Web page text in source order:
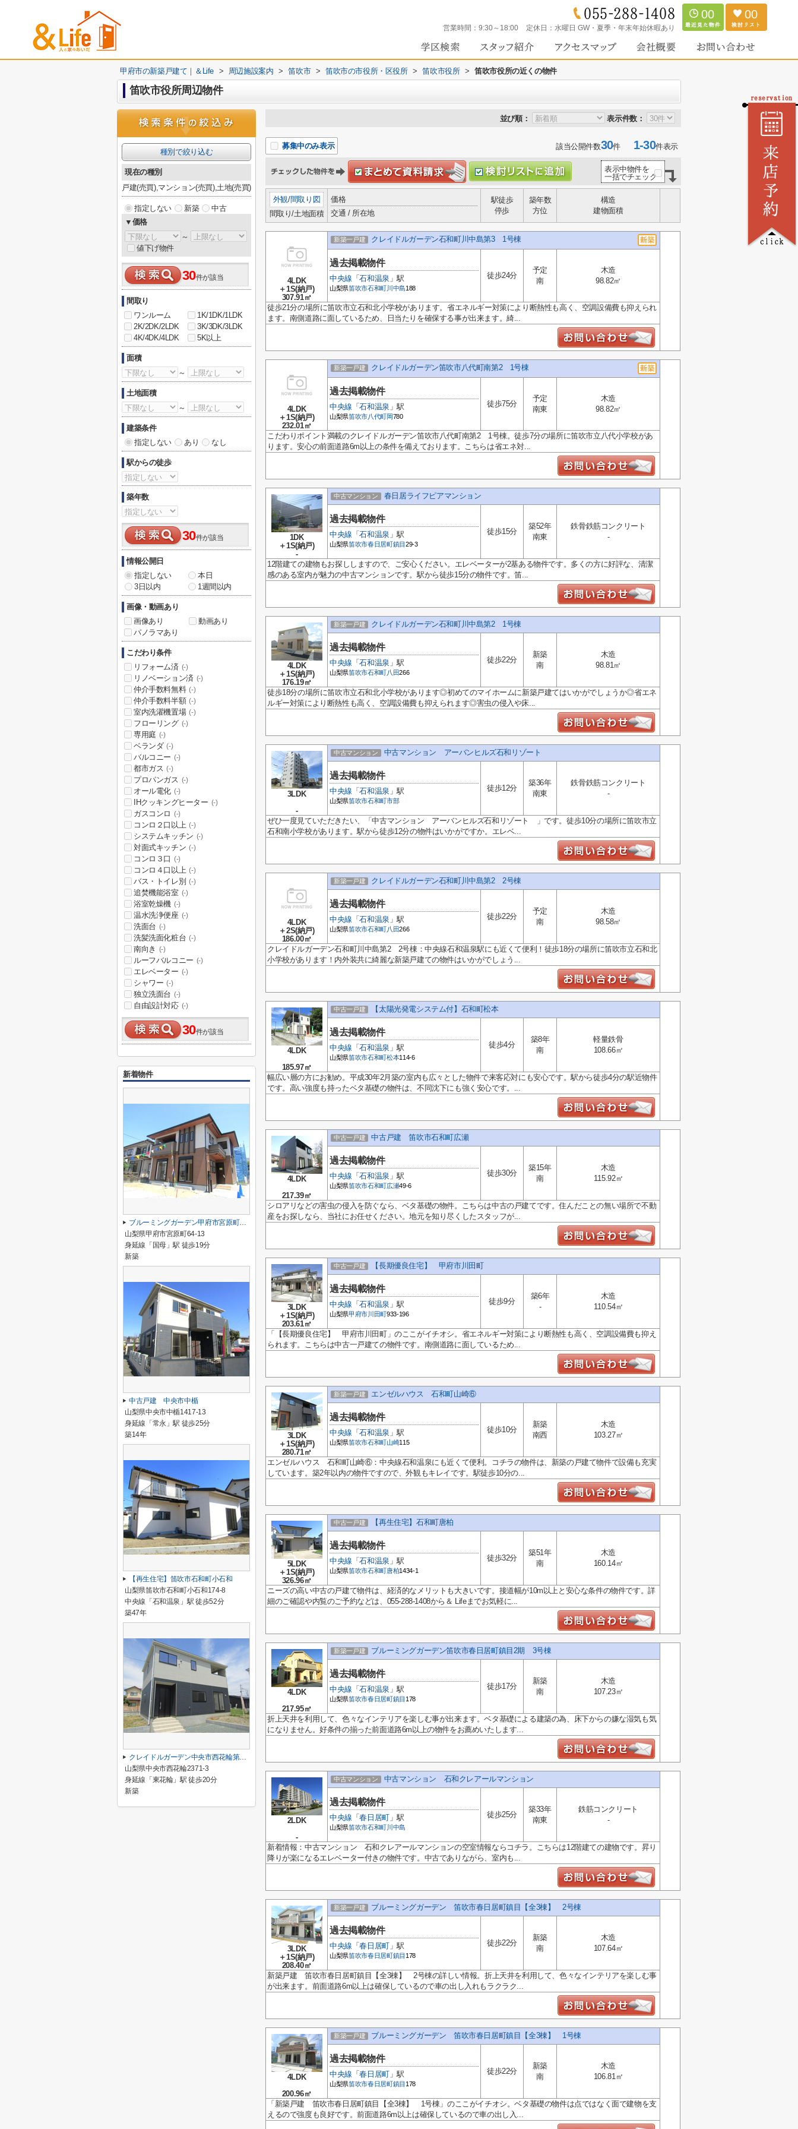
営業時間： 9:30～18:00 定休日： 水曜日 GW・夏季・年末年始休暇あり
00 00
甲府市の新築戸建て｜＆Life > 周辺施設案内 > 笛吹市 > 笛吹市の市役所・区役所 > 笛吹市役所 > 笛吹市役所の近くの物件
笛吹市役所周辺物件
並び順： 表示件数：
募集中のみ表示 該当公開件数30件1-30件表示
表示中物件を
一括でチェック
外観/間取り図
間取り/土地面積
価格
交通 / 所在地
駅徒歩
停歩
築年数
方位
構造
建物面積
4LDK
＋1S(納戸)
307.91㎡
新築一戸建 クレイドルガーデン石和町川中島第3 1号棟
過去掲載物件
中央線 「石和温泉 」駅
山梨県笛吹市石和町川中島188
徒歩24分
予定
南
木造
98.82㎡
徒歩21分の場所に笛吹市立石和北小学校があります。省エネルギー対策により断熱性も高く、空調設備費も抑えられ
ます。南側道路に面しているため、日当たりを確保する事が出来ます。綺...
4LDK
＋1S(納戸)
232.01㎡
新築一戸建 クレイドルガーデン笛吹市八代町南第2 1号棟
過去掲載物件
中央線 「石和温泉 」駅
山梨県笛吹市八代町岡780
徒歩75分
予定
南東
木造
98.82㎡
こだわりポイント満載のクレイドルガーデン笛吹市八代町南第2 1号棟。徒歩7分の場所に笛吹市立八代小学校があ
ります。安心の前面道路6m以上の条件を備えております。こちらは省エネ対...
1DK
＋1S(納戸)
-
中古マンション 春日居ライフピアマンション
過去掲載物件
中央線 「石和温泉 」駅
山梨県笛吹市春日居町鎮目 29-3
徒歩15分
築52年
南東
鉄骨鉄筋コンクリート
-
12階建ての建物もお探ししますので、ご安心ください。エレベーターが2基ある物件です。多くの方に好評な、清潔
感のある室内が魅力の中古マンションです。駅から徒歩15分の物件です。笛...
4LDK
＋1S(納戸)
176.19㎡
新築一戸建 クレイドルガーデン石和町川中島第2 1号棟
過去掲載物件
中央線 「石和温泉 」駅
山梨県笛吹市石和町八田266
徒歩22分
新築
南
木造
98.81㎡
徒歩18分の場所に笛吹市立石和北小学校があります◎初めてのマイホームに新築戸建てはいかがでしょうか◎省エネ
ルギー対策により断熱性も高く、空調設備費も抑えられます◎害虫の侵入や床...
3LDK
-
中古マンション 中古マンション アーバンヒルズ石和リゾート
過去掲載物件
中央線 「石和温泉 」駅
山梨県笛吹市石和町市部
徒歩12分
築36年
南東
鉄骨鉄筋コンクリート
-
ぜひ一度見ていただきたい、「中古マンション アーバンヒルズ石和リゾート 」です。徒歩10分の場所に笛吹市立
石和南小学校があります。駅から徒歩12分の物件はいかがですか。エレベ...
4LDK
＋2S(納戸)
186.00㎡
新築一戸建 クレイドルガーデン石和町川中島第2 2号棟
過去掲載物件
中央線 「石和温泉 」駅
山梨県笛吹市石和町八田266
徒歩22分
予定
南
木造
98.58㎡
クレイドルガーデン石和町川中島第2 2号棟：中央線石和温泉駅にも近くて便利！徒歩18分の場所に笛吹市立石和北
小学校があります！内外装共に綺麗な新築戸建ての物件はいかがでしょう...
4LDK
185.97㎡
中古一戸建 【太陽光発電システム付】石和町松本
過去掲載物件
中央線 「石和温泉 」駅
山梨県笛吹市石和町松本114-6
徒歩4分
築8年
南
軽量鉄骨
108.66㎡
幅広い層の方にお勧め。平成30年2月築の室内も広々とした物件で来客応対にも安心です。駅から徒歩4分の駅近物件
です。高い強度も持ったベタ基礎の物件は、不同沈下にも強く安心です。...
4LDK
217.39㎡
中古一戸建 中古戸建 笛吹市石和町広瀬
過去掲載物件
中央線 「石和温泉 」駅
山梨県笛吹市石和町広瀬49-6
徒歩30分
築15年
南
木造
115.92㎡
シロアリなどの害虫の侵入を防ぐなら、ベタ基礎の物件。こちらは中古の戸建てです。住んだことの無い場所で不動
産をお探しなら、当社にお任せください。地元を知り尽くしたスタッフが...
3LDK
＋1S(納戸)
203.61㎡
中古一戸建 【長期優良住宅】 甲府市川田町
過去掲載物件
中央線 「石和温泉 」駅
山梨県甲府市川田町933-196
徒歩9分
築6年
-
木造
110.54㎡
「【長期優良住宅】 甲府市川田町」のここがイチオシ。省エネルギー対策により断熱性も高く、空調設備費も抑え
られます。こちらは中古一戸建ての物件です。南側道路に面しているため...
3LDK
＋1S(納戸)
280.71㎡
新築一戸建 エンゼルハウス 石和町山崎⑥
過去掲載物件
中央線 「石和温泉 」駅
山梨県笛吹市石和町山崎115
徒歩10分
新築
南西
木造
103.27㎡
エンゼルハウス 石和町山崎⑥：中央線石和温泉にも近くて便利。コチラの物件は、新築の戸建て物件で設備も充実
しています。築2年以内の物件ですので、外観もキレイです。駅徒歩10分の...
5LDK
＋1S(納戸)
326.96㎡
中古一戸建 【再生住宅】石和町唐柏
過去掲載物件
中央線 「石和温泉 」駅
山梨県笛吹市石和町唐柏1434-1
徒歩32分
築51年
南
木造
160.14㎡
ニーズの高い中古の戸建て物件は、経済的なメリットも大きいです。接道幅が10m以上と安心な条件の物件です。詳
細のご確認や内覧のご予約などは、055-288-1408から＆ Lifeまでお気軽に...
4LDK
217.95㎡
新築一戸建 ブルーミングガーデン笛吹市春日居町鎮目2期 3号棟
過去掲載物件
中央線 「石和温泉 」駅
山梨県笛吹市春日居町鎮目 178
徒歩17分
新築
南
木造
107.23㎡
折上天井を利用して、色々なインテリアを楽しむ事が出来ます。ベタ基礎による建築の為、床下からの嫌な湿気も気
になりません。好条件の揃った前面道路6m以上の物件をお薦めいたします...
2LDK
-
中古マンション 中古マンション 石和クレアールマンション
過去掲載物件
中央線 「春日居町」駅
山梨県笛吹市石和町川中島
徒歩25分
築33年
南東
鉄筋コンクリート
-
新着情報：中古マンション 石和クレアールマンションの空室情報ならコチラ。こちらは12階建ての建物です。昇り
降りが楽になるエレベーター付きの物件です。中古でありながら、室内も...
3LDK
＋1S(納戸)
208.40㎡
新築一戸建 ブルーミングガーデン 笛吹市春日居町鎮目【全3棟】 2号棟
過去掲載物件
中央線 「春日居町」駅
山梨県笛吹市春日居町鎮目 178
徒歩22分
新築
南
木造
107.64㎡
新築戸建 笛吹市春日居町鎮目【全3棟】 2号棟の詳しい情報。折上天井を利用して、色々なインテリアを楽しむ事
が出来ます。前面道路6m以上は確保しているので車の出し入れもラクラク...
4LDK
200.96㎡
新築一戸建 ブルーミングガーデン 笛吹市春日居町鎮目【全3棟】 1号棟
過去掲載物件
中央線 「春日居町」駅
山梨県笛吹市春日居町鎮目 178
徒歩22分
新築
南
木造
106.81㎡
「新築戸建 笛吹市春日居町鎮目【全3棟】 1号棟」のここがイチオシ。ベタ基礎の物件は点ではなく面で建物を支
えるので強度も良好です。前面道路6m以上は確保しているので車の出し入...
種別で絞り込む
現在の種別
戸建(売買),マンション(売買),土地(売買)
指定しない 新築
中古
▼価格
～
値下げ物件
30件が該当
間取り
ワンルーム
1K/1DK/1LDK
2K/2DK/2LDK
3K/3DK/3LDK
4K/4DK/4LDK
5K以上
面積
～
土地面積
～
建築条件
指定しない
あり なし
駅からの徒歩
築年数
30件が該当
情報公開日
指定しない
本日
3日以内
1週間以内
画像・動画あり
画像あり
動画あり
パノラマあり
こだわり条件
リフォーム済 (-)
リノベーション済 (-)
仲介手数料無料 (-)
仲介手数料半額 (-)
室内洗濯機置場 (-)
フローリング (-)
専用庭 (-)
ベランダ (-)
バルコニー (-)
都市ガス (-)
プロパンガス (-)
オール電化 (-)
IHクッキングヒーター (-)
ガスコンロ (-)
コンロ２口以上 (-)
システムキッチン (-)
対面式キッチン (-)
コンロ３口 (-)
コンロ４口以上 (-)
バス・トイレ別 (-)
追焚機能浴室 (-)
浴室乾燥機 (-)
温水洗浄便座 (-)
洗面台 (-)
洗髪洗面化粧台 (-)
南向き (-)
ルーフバルコニー (-)
エレベーター (-)
シャワー (-)
独立洗面台 (-)
自由設計対応 (-)
30件が該当
新着物件
ブルーミングガーデン甲府市宮原町 1号棟
山梨県甲府市宮原町64-13
身延線「国母」駅 徒歩19分
新築
中古戸建 中央市中楯
山梨県中央市中楯1417-13
身延線「常永」駅 徒歩25分
築14年
【再生住宅】笛吹市石和町小石和
山梨県笛吹市石和町小石和174-8
中央線「石和温泉」駅 徒歩52分
築47年
クレイドルガーデン中央市西花輪第2 1号棟
山梨県中央市西花輪2371-3
身延線「東花輪」駅 徒歩20分
新築